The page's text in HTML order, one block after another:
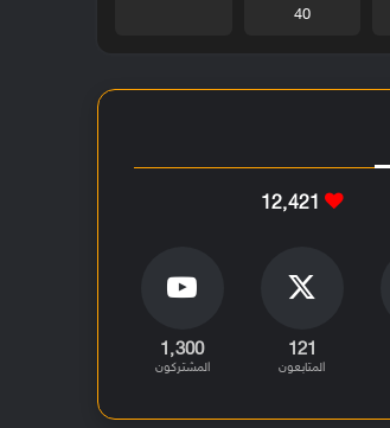
40
12٬421
121
المتابعون
1٬300
المشتركون